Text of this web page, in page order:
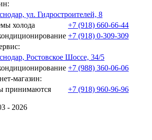
ул. Гидростроителей, 8
холода
+7 (918) 660-66-44
+7 (918) 0-309-309
Ростовское Шоссе, 34/5
+7 (988) 360-06-06
магазин:
принимаются
+7 (918) 960-96-96
- 2026